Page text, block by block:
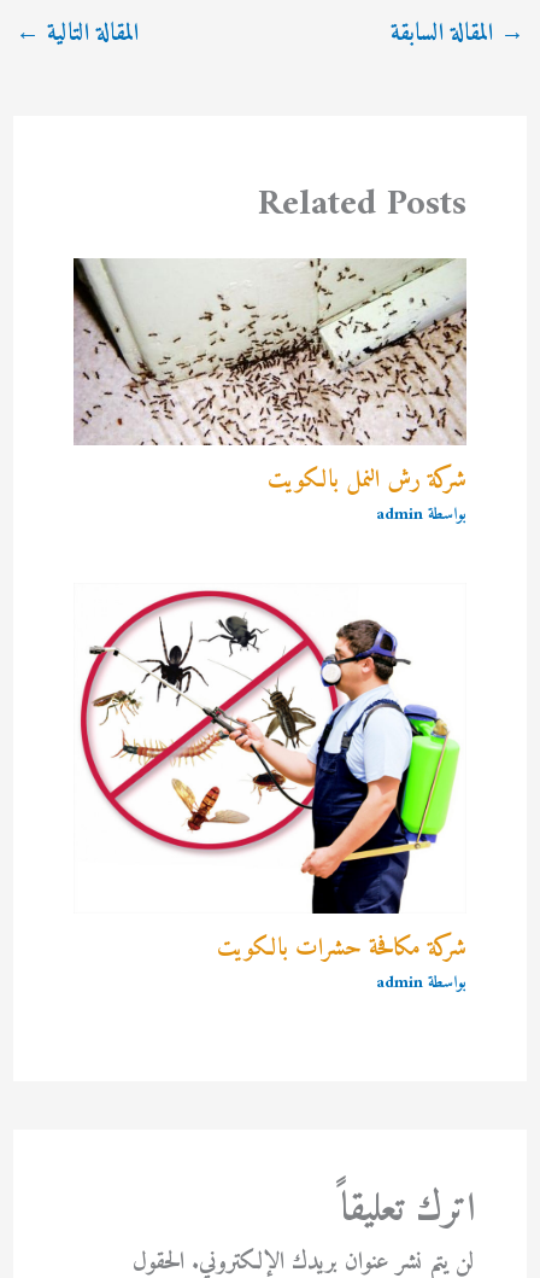
→ المقالة السابقة المقالة التالية ←
Related Posts
شركة رش النمل بالكويت
بواسطةadmin
شركة مكافحة حشرات بالكويت
بواسطةadmin
اترك تعليقاً
لن يتم نشر عنوان بريدك الإلكتروني. الحقول